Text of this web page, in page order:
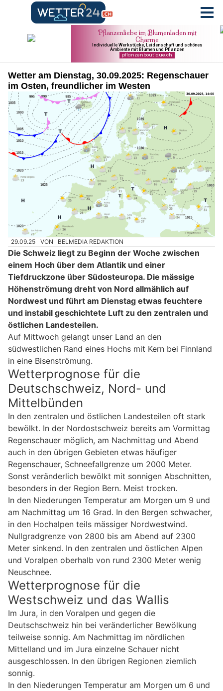
Wetter am Dienstag, 30.09.2025: Regenschauer
im Osten, freundlicher im Westen
29.09.25 VON BELMEDIA REDAKTION
Die Schweiz liegt zu Beginn der Woche zwischen
einem Hoch über dem Atlantik und einer
Tiefdruckzone über Südosteuropa. Die mässige
Höhenströmung dreht von Nord allmählich auf
Nordwest und führt am Dienstag etwas feuchtere
und instabil geschichtete Luft zu den zentralen und
östlichen Landesteilen.
Auf Mittwoch gelangt unser Land an den
südwestlichen Rand eines Hochs mit Kern bei Finnland
in eine Bisenströmung.
Wetterprognose für die
Deutschschweiz, Nord- und
Mittelbünden
In den zentralen und östlichen Landesteilen oft stark
bewölkt. In der Nordostschweiz bereits am Vormittag
Regenschauer möglich, am Nachmittag und Abend
auch in den übrigen Gebieten etwas häufiger
Regenschauer, Schneefallgrenze um 2000 Meter.
Sonst veränderlich bewölkt mit sonnigen Abschnitten,
besonders in der Region Bern. Meist trocken.
In den Niederungen Temperatur am Morgen um 9 und
am Nachmittag um 16 Grad. In den Bergen schwacher,
in den Hochalpen teils mässiger Nordwestwind.
Nullgradgrenze von 2800 bis am Abend auf 2300
Meter sinkend. In den zentralen und östlichen Alpen
und Voralpen oberhalb von rund 2300 Meter wenig
Neuschnee.
Wetterprognose für die
Westschweiz und das Wallis
Im Jura, in den Voralpen und gegen die
Deutschschweiz hin bei veränderlicher Bewölkung
teilweise sonnig. Am Nachmittag im nördlichen
Mittelland und im Jura einzelne Schauer nicht
ausgeschlossen. In den übrigen Regionen ziemlich
sonnig.
In den Niederungen Temperatur am Morgen um 6 und